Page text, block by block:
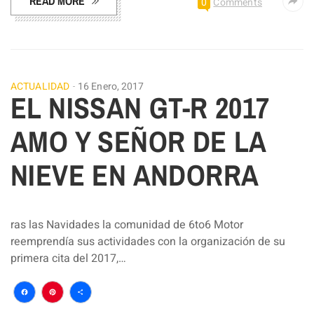
ACTUALIDAD 16 Enero, 2017
EL NISSAN GT-R 2017
AMO Y SEÑOR DE LA
NIEVE EN ANDORRA
ras las Navidades la comunidad de 6to6 Motor
reemprendía sus actividades con la organización de su
primera cita del 2017,…
Facebook
Pinterest
Compartir